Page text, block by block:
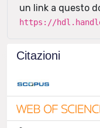
un link a questo
https://
Citazioni